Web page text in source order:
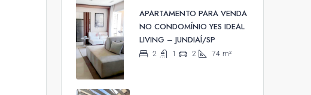
APARTAMENTO PARA VENDA
NO CONDOMÍNIO YES IDEAL
LIVING – JUNDIAÍ/SP
2 1 2 74 m²